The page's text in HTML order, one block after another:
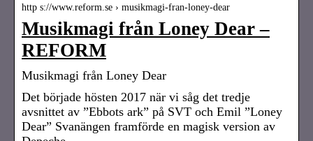
http s://www.reform.se › musikmagi-fran-loney-dear
Musikmagi från Loney Dear –
REFORM
Musikmagi från Loney Dear
Det började hösten 2017 när vi såg det tredje
avsnittet av ”Ebbots ark” på SVT och Emil ”Loney
Dear” Svanängen framförde en magisk version av